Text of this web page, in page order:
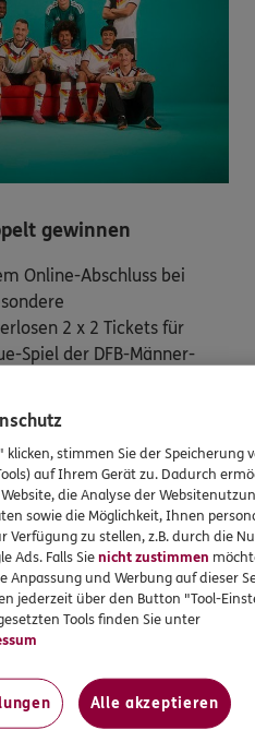
gewinnen
Online-Abschluss bei
2 x 2 Tickets für
Spiel der DFB-Männer-
und gewinnen
und Services
neusten Aktionen
stimmen Sie der Speicherung
auf Ihrem Gerät zu. Dadurch
die Analyse der
sowie die Möglichkeit, Ihnen
Verfügung zu stellen, z.B. durch die
Ads. Falls Sienicht zustimmen
Anpassung und Werbung auf dieser
jederzeit über den Button "Tool-
Tools finden Sie unter
Alle akzeptieren